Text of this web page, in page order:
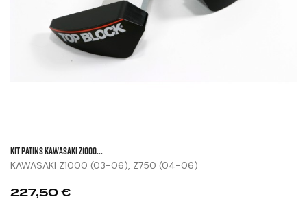
KIT PATINS KAWASAKI Z1000...
KAWASAKI Z1000 (03-06), Z750 (04-06)
Prix
227,50 €